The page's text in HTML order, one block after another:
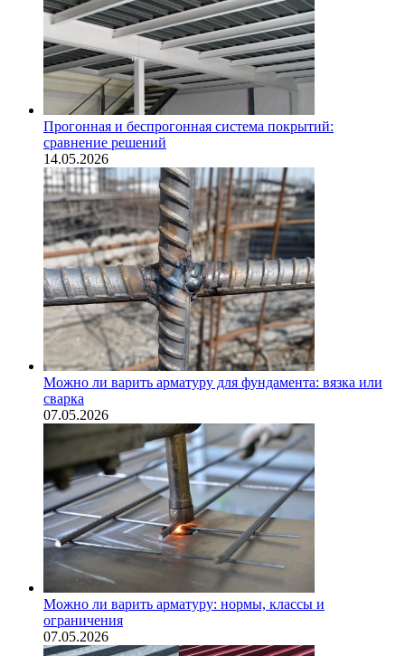
Прогонная и беспрогонная система покрытий:
сравнение решений
14.05.2026
Можно ли варить арматуру для фундамента: вязка или
сварка
07.05.2026
Можно ли варить арматуру: нормы, классы и
ограничения
07.05.2026